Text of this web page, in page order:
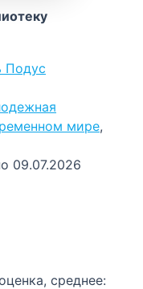
Подус
мире,
09.07.2026
среднее: